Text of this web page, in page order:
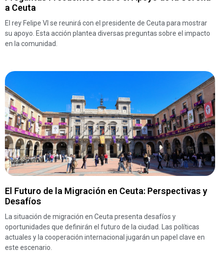
a Ceuta
El rey Felipe VI se reunirá con el presidente de Ceuta para mostrar
su apoyo. Esta acción plantea diversas preguntas sobre el impacto
en la comunidad.
El Futuro de la Migración en Ceuta: Perspectivas y
Desafíos
La situación de migración en Ceuta presenta desafíos y
oportunidades que definirán el futuro de la ciudad. Las políticas
actuales y la cooperación internacional jugarán un papel clave en
este escenario.